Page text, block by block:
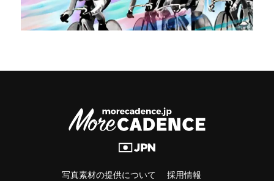
写真素材の提供について 採用情報